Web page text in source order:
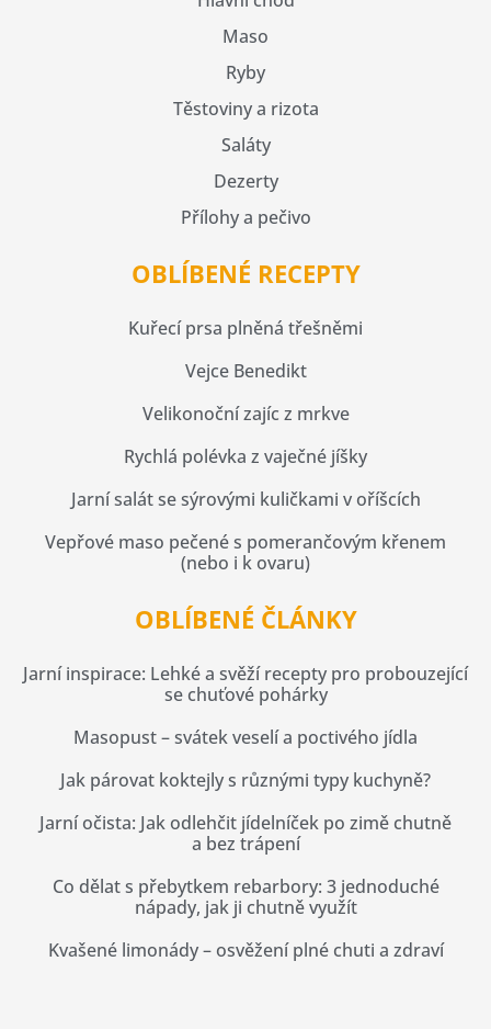
Maso
Ryby
Těstoviny a rizota
Saláty
Dezerty
Přílohy a pečivo
OBLÍBENÉ RECEPTY
Kuřecí prsa plněná třešněmi
Vejce Benedikt
Velikonoční zajíc z mrkve
Rychlá polévka z vaječné jíšky
Jarní salát se sýrovými kuličkami v oříšcích
Vepřové maso pečené s pomerančovým křenem
(nebo i k ovaru)
OBLÍBENÉ ČLÁNKY
Jarní inspirace: Lehké a svěží recepty pro probouzející
se chuťové pohárky
Masopust – svátek veselí a poctivého jídla
Jak párovat koktejly s různými typy kuchyně?
Jarní očista: Jak odlehčit jídelníček po zimě chutně
a bez trápení
Co dělat s přebytkem rebarbory: 3 jednoduché
nápady, jak ji chutně využít
Kvašené limonády – osvěžení plné chuti a zdraví